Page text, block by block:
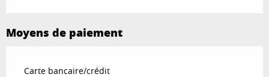
Moyens de paiement
Carte bancaire/crédit